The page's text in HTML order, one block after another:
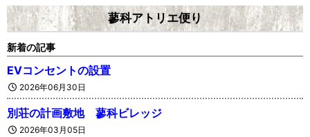
蓼科アトリエ便り
新着の記事
EVコンセントの設置
2026年06月30日
別荘の計画敷地 蓼科ビレッジ
2026年03月05日